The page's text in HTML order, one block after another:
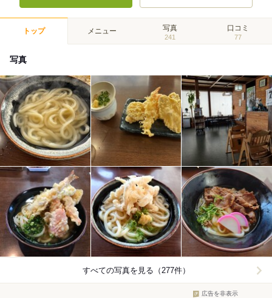
トップ メニュー 写真
241
口コミ
77
写真
すべての写真を見る（277件）
広告を非表示